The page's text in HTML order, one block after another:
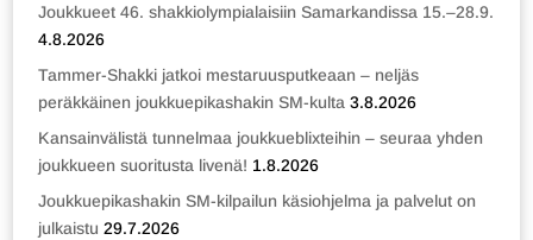
Joukkueet 46. shakkiolympialaisiin Samarkandissa 15.–28.9.
4.8.2026
Tammer-Shakki jatkoi mestaruusputkeaan – neljäs
peräkkäinen joukkuepikashakin SM-kulta 3.8.2026
Kansainvälistä tunnelmaa joukkueblixteihin – seuraa yhden
joukkueen suoritusta livenä! 1.8.2026
Joukkuepikashakin SM-kilpailun käsiohjelma ja palvelut on
julkaistu 29.7.2026